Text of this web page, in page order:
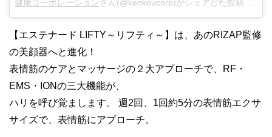
健康コーポレーションさん(@kenkoucorp)がシェアした投稿 –
【エステナード LIFTY～リフティ～】は、あのRIZAP監修
の美顔器へと進化！
表情筋のケアとマッサージの２大アプローチで、RF・
EMS・IONの三大機能が、
ハリを呼び覚まします。 週2回、1回約5分の表情筋エクサ
サイズで、表情筋にアプローチ。